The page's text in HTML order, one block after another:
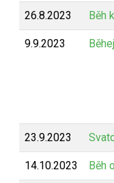
26.8.2023 Běh
9.9.2023
23.9.2023
14.10.2023 Běh